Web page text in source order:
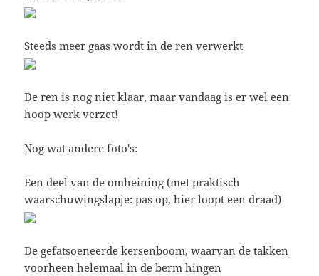
Steeds meer gaas wordt in de ren verwerkt
De ren is nog niet klaar, maar vandaag is er wel een
hoop werk verzet!
Nog wat andere foto's:
Een deel van de omheining (met praktisch
waarschuwingslapje: pas op, hier loopt een draad)
De gefatsoeneerde kersenboom, waarvan de takken
voorheen helemaal in de berm hingen